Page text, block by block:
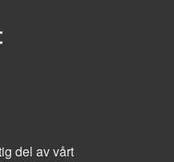
del av vårt